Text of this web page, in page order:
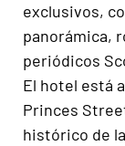
exclusivos,
panorámica,
periódicos
El hotel está
Princes
histórico de